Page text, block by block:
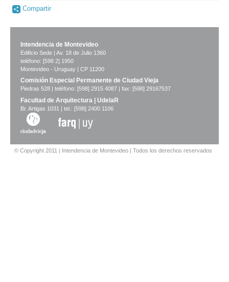
Compartir
Intendencia de Montevideo
Edificio Sede | Av. 18 de Julio 1360
teléfono: [598 2] 1950
Montevideo - Uruguay | CP 11200
Comisión Especial Permanente de Ciudad Vieja
Piedras 528 | teléfono: [598] 2915 4087 | fax: [598] 29167537
Facultad de Arquitectura | UdelaR
Br. Artigas 1031 | tel.: [598] 2400 1106
© Copyright 2011 | Intendencia de Montevideo | Todos los derechos reservados